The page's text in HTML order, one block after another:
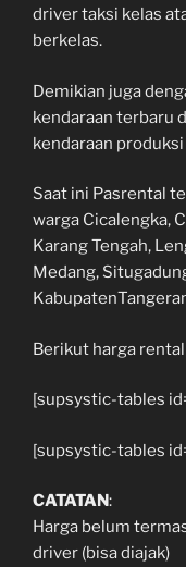
driver taksi kelas
berkelas.
Demikian juga
kendaraan terbaru
kendaraan
Saat ini Pasrental
warga Cicalengka,
Karang Tengah,
Medang,
Berikut harga
[supsystic-tables
[supsystic-tables
CATATAN:
Harga belum
driver (bisa diajak)